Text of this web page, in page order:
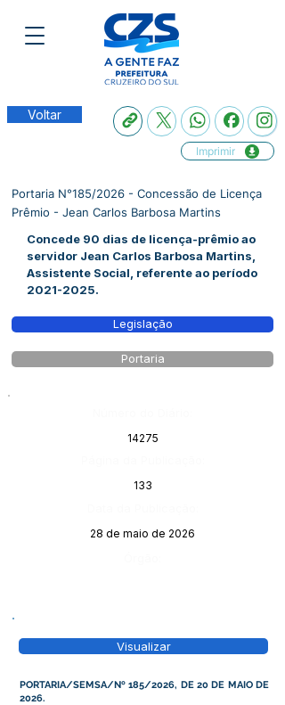
Voltar
Imprimir
Portaria N°185/2026 - Concessão de Licença
Prêmio - Jean Carlos Barbosa Martins
Concede 90 dias de licença-prêmio ao
servidor Jean Carlos Barbosa Martins,
Assistente Social, referente ao período
2021-2025.
Legislação
Portaria
14275
133
28 de maio de 2026
Visualizar
PORTARIA/SEMSA/Nº 185/2026, DE 20 DE MAIO DE
2026.